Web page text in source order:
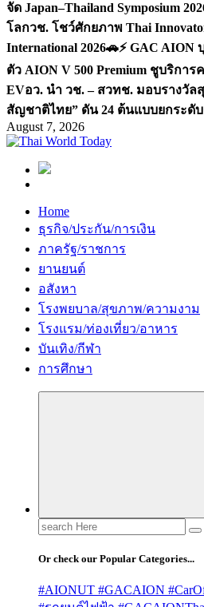
จัด Japan–Thailand Symposium
โลกวช. โชว์ศักยภาพ Thai
International 2026🚗⚡️ GAC AION
ตัว AION V 500 Premium ชูบริกา
EVอว. นำ วช. – สวทช. มอบรางวัล
สัญชาติไทย” ดัน 24 ต้นแบบยกระดั
August 7, 2026
Home
ธุรกิจ/ประกัน/การเงิน
ภาครัฐ/ราชการ
ยานยนต์
อสังหา
โรงพยบาล/สุขภาพ/ความงาม
โรงแรม/ท่องเที่ยว/อาหาร
บันเทิง/กีฬา
การศึกษา
Search
for:
Or check our Popular Categories...
#AIONUT #GACAION